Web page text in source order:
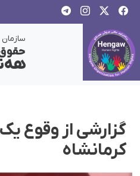
سازمان
گزارشی از وقوع
کرمانشاه